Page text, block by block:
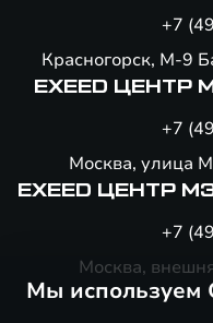
+7
Красногорск, М-9
EXEED
+7
Москва, улица
EXEED ЦЕНТР
+7
Москва,
Мы используем